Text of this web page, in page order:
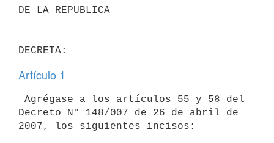
DE LA REPUBLICA
Artículo 1
Decreto N° 148/007 de 26 de abril de
2007, los siguientes incisos: